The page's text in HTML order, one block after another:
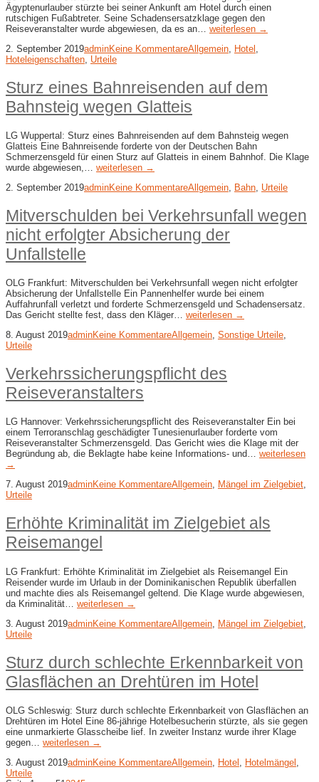
Ägyptenurlauber stürzte bei seiner Ankunft am Hotel durch einen
rutschigen Fußabtreter. Seine Schadensersatzklage gegen den
Reiseveranstalter wurde abgewiesen, da es an… weiterlesen →
2. September 2019adminKeine KommentareAllgemein Hotel
Hoteleigenschaften Urteile
Sturz eines Bahnreisenden auf dem
Bahnsteig wegen Glatteis
LG Wuppertal: Sturz eines Bahnreisenden auf dem Bahnsteig wegen
Glatteis Eine Bahnreisende forderte von der Deutschen Bahn
Schmerzensgeld für einen Sturz auf Glatteis in einem Bahnhof. Die Klage
wurde abgewiesen,… weiterlesen →
2. September 2019adminKeine KommentareAllgemein, Bahn, Urteile
Mitverschulden bei Verkehrsunfall wegen
nicht erfolgter Absicherung der
Unfallstelle
OLG Frankfurt: Mitverschulden bei Verkehrsunfall wegen nicht erfolgter
Absicherung der Unfallstelle Ein Pannenhelfer wurde bei einem
Auffahrunfall verletzt und forderte Schmerzensgeld und Schadensersatz.
Das Gericht stellte fest, dass den Kläger… weiterlesen →
8. August 2019adminKeine KommentareAllgemein, Sonstige Urteile,
Urteile
Verkehrssicherungspflicht des
Reiseveranstalters
LG Hannover: Verkehrssicherungspflicht des Reiseveranstalter Ein bei
einem Terroranschlag geschädigter Tunesienurlauber forderte vom
Reiseveranstalter Schmerzensgeld. Das Gericht wies die Klage mit der
Begründung ab, die Beklagte habe keine Informations- und… weiterlesen
→
7. August 2019adminKeine KommentareAllgemein, Mängel im Zielgebiet,
Urteile
Erhöhte Kriminalität im Zielgebiet als
Reisemangel
LG Frankfurt: Erhöhte Kriminalität im Zielgebiet als Reisemangel Ein
Reisender wurde im Urlaub in der Dominikanischen Republik überfallen
und machte dies als Reisemangel geltend. Die Klage wurde abgewiesen,
da Kriminalität… weiterlesen →
3. August 2019adminKeine KommentareAllgemein Mängel im Zielgebiet
Urteile
Sturz durch schlechte Erkennbarkeit von
Glasflächen an Drehtüren im Hotel
OLG Schleswig: Sturz durch schlechte Erkennbarkeit von Glasflächen an
Drehtüren im Hotel Eine 86-jährige Hotelbesucherin stürzte, als sie gegen
eine unmarkierte Glasscheibe lief. In zweiter Instanz wurde ihrer Klage
gegen… weiterlesen →
3. August 2019adminKeine KommentareAllgemein Hotel Hotelmängel
Urteile